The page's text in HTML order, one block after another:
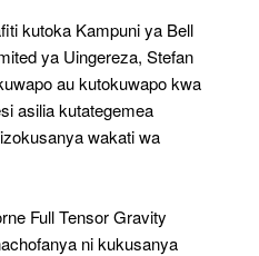
kutoka Kampuni ya Bell
ya Uingereza, Stefan
au kutokuwapo kwa
asilia kutategemea
wakati wa
Full Tensor Gravity
ni kukusanya